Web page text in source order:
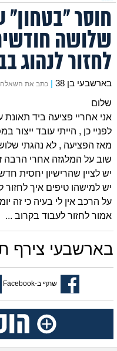
חוסר "בטחון"
שלושה
לחזור לנהוג
בארשבעי בן 38 כתב את השאלה ב-07/05/25 בשעה
שלום
אני אחריי פציעה ביד תאונת
לפניי כן , הייתי עובד ייצור
מאז הפציעה , לא נהגתי
שוב על המלגזה אחרי הרבה
יש לציין שהרישיון יחסית
יש למישהו טיפים איך לחזור
על הרכב אין לי בעיה כי זה
אמור לחזור לעבוד בקרוב ...
בארשבעי צירף
שתף ב-Facebook